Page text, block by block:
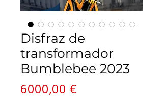
Disfraz de
transformador
Bumblebee 2023
6000,00 €Precio